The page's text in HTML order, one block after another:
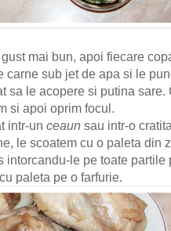
mai bun, apoi fiecare
carne sub jet de apa si le
sa le acopere si putina sare.
si apoi oprim focul.
intr-un ceaun sau intr-o
le scoatem cu o paleta din
intorcandu-le pe toate partile
paleta pe o farfurie.